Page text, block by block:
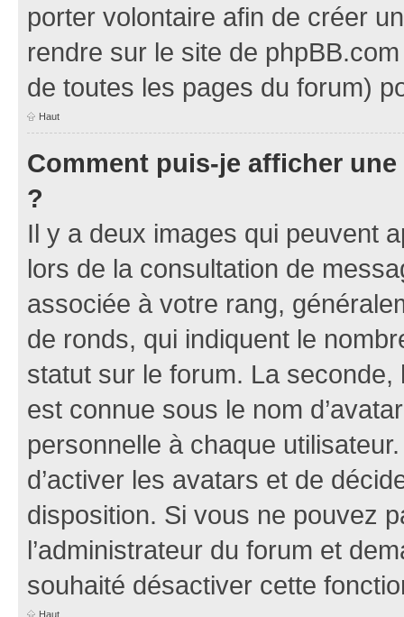
porter volontaire afin de créer
rendre sur le site de
de toutes les pages du forum)
Haut
Comment puis-je afficher
?
Il y a deux images qui peuvent
lors de la consultation de
associée à votre rang,
de ronds, qui indiquent le
statut sur le forum. La
est connue sous le nom
personnelle à chaque
d’activer les avatars et de
disposition. Si vous ne pouvez
l’administrateur du forum et
souhaité désactiver cette
Haut